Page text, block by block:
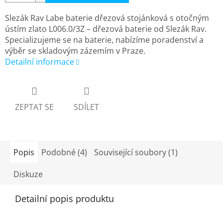
Slezák Rav Labe baterie dřezová stojánková s otočným
ústím zlato L006.0/3Z – dřezová baterie od Slezák Rav.
Specializujeme se na baterie, nabízíme poradenství a
výběr se skladovým zázemím v Praze.
Detailní informace
ZEPTAT SE SDÍLET
Popis Podobné (4)
Související soubory (1)
Diskuze
Detailní popis produktu